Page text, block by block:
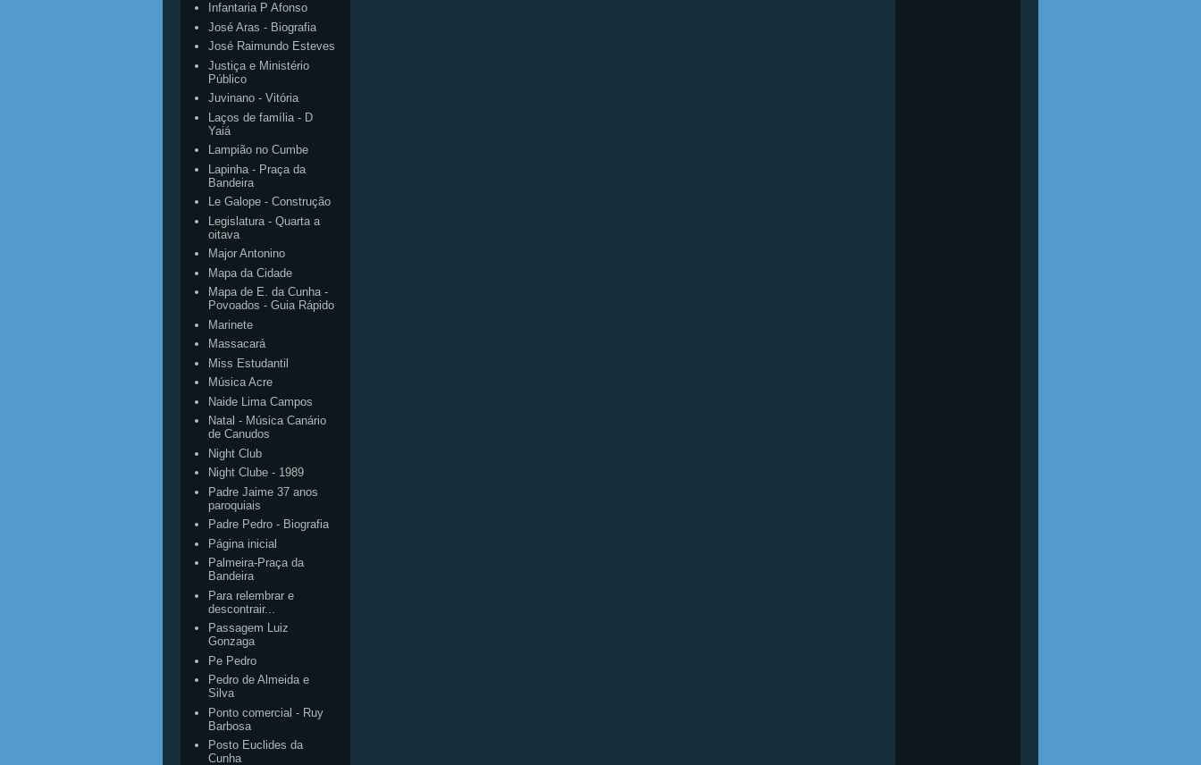
Infantaria P Afonso
José Aras - Biografia
José Raimundo Esteves
Justiça e Ministério
Público
Juvinano - Vitória
Laços de família - D
Yaiá
Lampião no Cumbe
Lapinha - Praça da
Bandeira
Le Galope - Construção
Legislatura - Quarta a
oitava
Major Antonino
Mapa da Cidade
Mapa de E. da Cunha -
Povoados - Guia Rápido
Marinete
Massacará
Miss Estudantil
Música Acre
Naide Lima Campos
Natal - Música Canário
de Canudos
Night Club
Night Clube - 1989
Padre Jaime 37 anos
paroquiais
Padre Pedro - Biografia
Página inicial
Palmeira-Praça da
Bandeira
Para relembrar e
descontrair...
Passagem Luiz
Gonzaga
Pe Pedro
Pedro de Almeida e
Silva
Ponto comercial - Ruy
Barbosa
Posto Euclides da
Cunha